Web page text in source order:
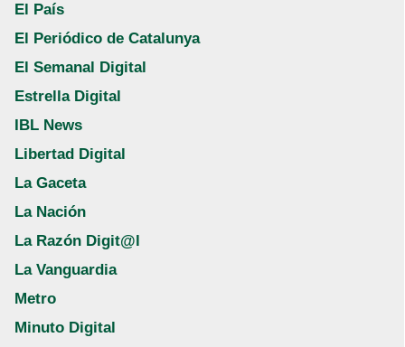
El País
El Periódico de Catalunya
El Semanal Digital
Estrella Digital
IBL News
Libertad Digital
La Gaceta
La Nación
La Razón Digit@l
La Vanguardia
Metro
Minuto Digital